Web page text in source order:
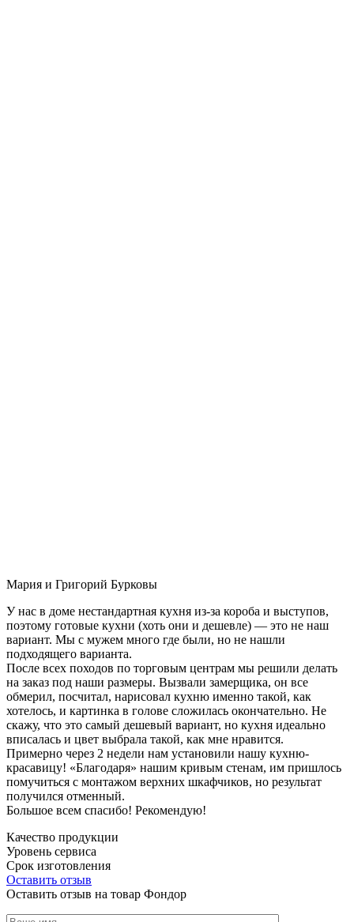
Мария и Григорий Бурковы
У нас в доме нестандартная кухня из-за короба и выступов,
поэтому готовые кухни (хоть они и дешевле) — это не наш
вариант. Мы с мужем много где были, но не нашли
подходящего варианта.
После всех походов по торговым центрам мы решили делать
на заказ под наши размеры. Вызвали замерщика, он все
обмерил, посчитал, нарисовал кухню именно такой, как
хотелось, и картинка в голове сложилась окончательно. Не
скажу, что это самый дешевый вариант, но кухня идеально
вписалась и цвет выбрала такой, как мне нравится.
Примерно через 2 недели нам установили нашу кухню-
красавицу! «Благодаря» нашим кривым стенам, им пришлось
помучиться с монтажом верхних шкафчиков, но результат
получился отменный.
Большое всем спасибо! Рекомендую!
Качество продукции
Уровень сервиса
Срок изготовления
Оставить отзыв
Оставить отзыв на товар Фондор